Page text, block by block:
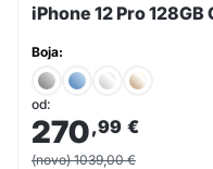
iPhone 12 Pro
Boja:
od:
270,99 €
(novo) 1039,00 €